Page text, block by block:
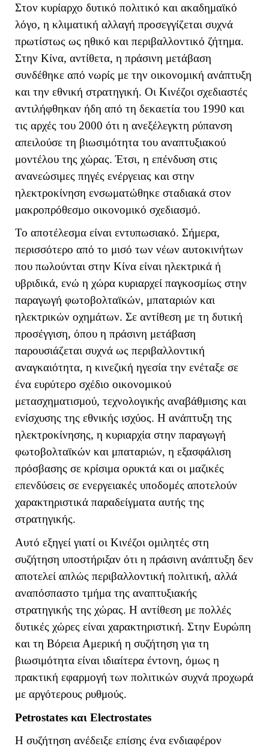
Στον κυρίαρχο δυτικό πολιτικό και ακαδημαϊκό
λόγο, η κλιματική αλλαγή προσεγγίζεται συχνά
πρωτίστως ως ηθικό και περιβαλλοντικό ζήτημα.
Στην Κίνα, αντίθετα, η πράσινη μετάβαση
συνδέθηκε από νωρίς με την οικονομική ανάπτυξη
και την εθνική στρατηγική. Οι Κινέζοι σχεδιαστές
αντιλήφθηκαν ήδη από τη δεκαετία του 1990 και
τις αρχές του 2000 ότι η ανεξέλεγκτη ρύπανση
απειλούσε τη βιωσιμότητα του αναπτυξιακού
μοντέλου της χώρας. Έτσι, η επένδυση στις
ανανεώσιμες πηγές ενέργειας και στην
ηλεκτροκίνηση ενσωματώθηκε σταδιακά στον
μακροπρόθεσμο οικονομικό σχεδιασμό.
Το αποτέλεσμα είναι εντυπωσιακό. Σήμερα,
περισσότερο από το μισό των νέων αυτοκινήτων
που πωλούνται στην Κίνα είναι ηλεκτρικά ή
υβριδικά, ενώ η χώρα κυριαρχεί παγκοσμίως στην
παραγωγή φωτοβολταϊκών, μπαταριών και
ηλεκτρικών οχημάτων. Σε αντίθεση με τη δυτική
προσέγγιση, όπου η πράσινη μετάβαση
παρουσιάζεται συχνά ως περιβαλλοντική
αναγκαιότητα, η κινεζική ηγεσία την ενέταξε σε
ένα ευρύτερο σχέδιο οικονομικού
μετασχηματισμού, τεχνολογικής αναβάθμισης και
ενίσχυσης της εθνικής ισχύος. Η ανάπτυξη της
ηλεκτροκίνησης, η κυριαρχία στην παραγωγή
φωτοβολταϊκών και μπαταριών, η εξασφάλιση
πρόσβασης σε κρίσιμα ορυκτά και οι μαζικές
επενδύσεις σε ενεργειακές υποδομές αποτελούν
χαρακτηριστικά παραδείγματα αυτής της
στρατηγικής.
Αυτό εξηγεί γιατί οι Κινέζοι ομιλητές στη
συζήτηση υποστήριξαν ότι η πράσινη ανάπτυξη δεν
αποτελεί απλώς περιβαλλοντική πολιτική, αλλά
αναπόσπαστο τμήμα της αναπτυξιακής
στρατηγικής της χώρας. Η αντίθεση με πολλές
δυτικές χώρες είναι χαρακτηριστική. Στην Ευρώπη
και τη Βόρεια Αμερική η συζήτηση για τη
βιωσιμότητα είναι ιδιαίτερα έντονη, όμως η
πρακτική εφαρμογή των πολιτικών συχνά προχωρά
με αργότερους ρυθμούς.
Petrostates και Electrostates
Η συζήτηση ανέδειξε επίσης ένα ενδιαφέρον